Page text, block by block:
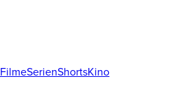
FilmeSerienShortsKino